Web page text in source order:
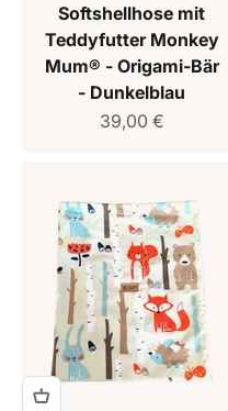
Softshellhose mit
Teddyfutter Monkey
Mum® - Origami-Bär
- Dunkelblau
Verkaufspreis
39,00 €